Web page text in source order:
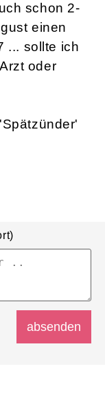
schon 2-
einen
... sollte ich
oder